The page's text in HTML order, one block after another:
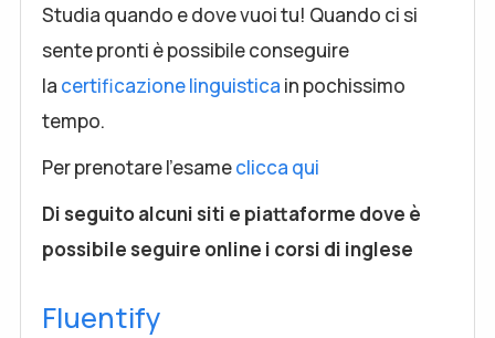
Studia quando e dove vuoi tu! Quando ci si
sente pronti è possibile conseguire
la certificazione linguistica in pochissimo
tempo.
Per prenotare l'esameclicca qui
Di seguito alcuni siti e piattaforme dove è
possibile seguire online i corsi di inglese
Fluentify